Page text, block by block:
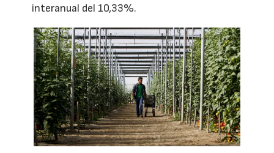
interanual del 10,33%.